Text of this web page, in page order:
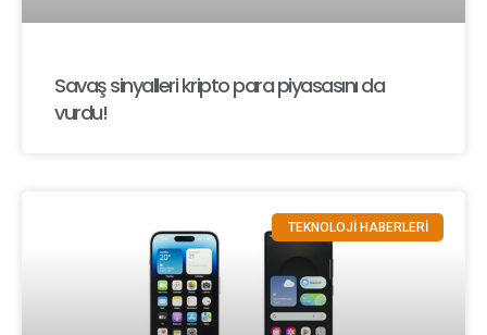
Savaş sinyalleri kripto para piyasasını da
vurdu!
TEKNOLOJİ HABERLERİ